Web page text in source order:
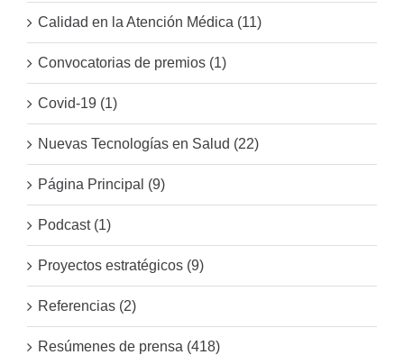
Calidad en la Atención Médica (11)
Convocatorias de premios (1)
Covid-19 (1)
Nuevas Tecnologías en Salud (22)
Página Principal (9)
Podcast (1)
Proyectos estratégicos (9)
Referencias (2)
Resúmenes de prensa (418)